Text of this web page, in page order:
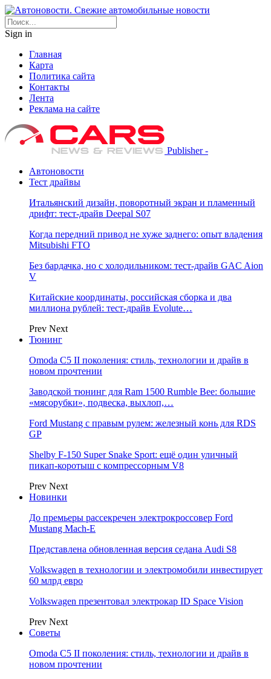
Sign in
Главная
Карта
Политика сайта
Контакты
Лента
Реклама на сайте
Publisher -
Автоновости
Тест драйвы
Итальянский дизайн, поворотный экран и пламенный
дрифт: тест-драйв Deepal S07
Когда передний привод не хуже заднего: опыт владения
Mitsubishi FTO
Без бардачка, но с холодильником: тест-драйв GAC Aion
V
Китайские координаты, российская сборка и два
миллиона рублей: тест-драйв Evolute…
Prev Next
Тюнинг
Omoda C5 II поколения: стиль, технологии и драйв в
новом прочтении
Заводской тюнинг для Ram 1500 Rumble Bee: большие
«мясорубки», подвеска, выхлоп,…
Ford Mustang с правым рулем: железный конь для RDS
GP
Shelby F-150 Super Snake Sport: ещё один уличный
пикап-коротыш с компрессорным V8
Prev Next
Новинки
До премьеры рассекречен электрокроссовер Ford
Mustang Mach-E
Представлена обновленная версия седана Audi S8
Volkswagen в технологии и электромобили инвестирует
60 млрд евро
Volkswagen презентовал электрокар ID Space Vision
Prev Next
Советы
Omoda C5 II поколения: стиль, технологии и драйв в
новом прочтении